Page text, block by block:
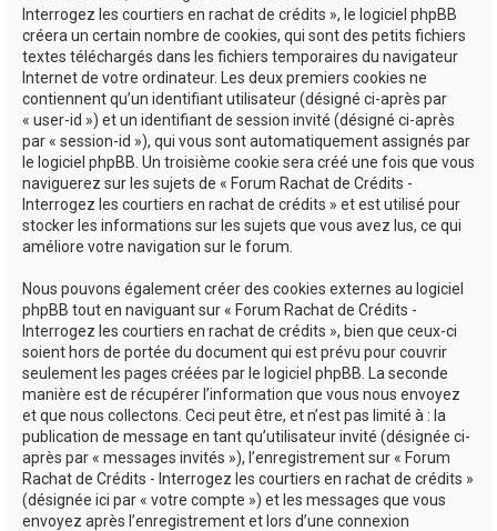
Interrogez les courtiers en rachat de crédits », le logiciel phpBB
créera un certain nombre de cookies, qui sont des petits fichiers
textes téléchargés dans les fichiers temporaires du navigateur
Internet de votre ordinateur. Les deux premiers cookies ne
contiennent qu’un identifiant utilisateur (désigné ci-après par
« user-id ») et un identifiant de session invité (désigné ci-après
par « session-id »), qui vous sont automatiquement assignés par
le logiciel phpBB. Un troisième cookie sera créé une fois que vous
naviguerez sur les sujets de « Forum Rachat de Crédits -
Interrogez les courtiers en rachat de crédits » et est utilisé pour
stocker les informations sur les sujets que vous avez lus, ce qui
améliore votre navigation sur le forum.
Nous pouvons également créer des cookies externes au logiciel
phpBB tout en naviguant sur « Forum Rachat de Crédits -
Interrogez les courtiers en rachat de crédits », bien que ceux-ci
soient hors de portée du document qui est prévu pour couvrir
seulement les pages créées par le logiciel phpBB. La seconde
manière est de récupérer l’information que vous nous envoyez
et que nous collectons. Ceci peut être, et n’est pas limité à : la
publication de message en tant qu’utilisateur invité (désignée ci-
après par « messages invités »), l’enregistrement sur « Forum
Rachat de Crédits - Interrogez les courtiers en rachat de crédits »
(désignée ici par « votre compte ») et les messages que vous
envoyez après l’enregistrement et lors d’une connexion